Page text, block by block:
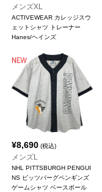
メンズXL
ACTIVEWEAR カレッジスウ
ェットシャツ トレーナー
Hanes/ヘインズ
¥8,690 (税込)
メンズL
NHL PITTSBURGH PENGUI
NS ピッツバーグペンギンズ
ゲームシャツ ベースボール